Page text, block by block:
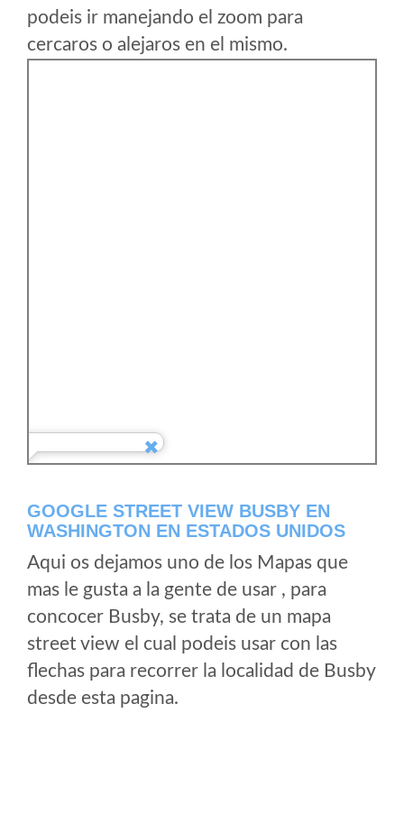
podeis ir manejando el zoom para
cercaros o alejaros en el mismo.
GOOGLE STREET VIEW BUSBY EN
WASHINGTON EN ESTADOS UNIDOS
Aqui os dejamos uno de los Mapas que
mas le gusta a la gente de usar , para
concocer Busby, se trata de un mapa
street view el cual podeis usar con las
flechas para recorrer la localidad de Busby
desde esta pagina.